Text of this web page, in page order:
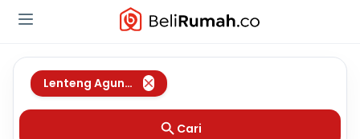
Lenteng Agung Jakarta Selatan
Cari